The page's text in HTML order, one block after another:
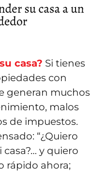
casa? Si tienes
con
generan muchos
malos
de impuestos.
“¿Quiero
y quiero
rápido ahora;